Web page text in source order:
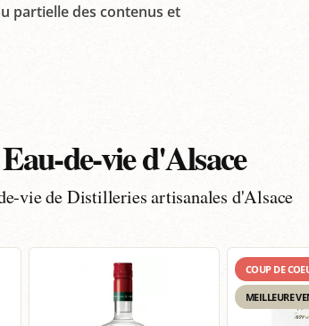
partielle des contenus et
Eau-de-vie d'Alsace
vie de Distilleries artisanales d'Alsace
COUP DE
MEILLEURE